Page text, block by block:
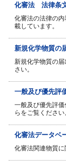
化審法 法律条
化審法の法律の
載しています。
新規化学物質の
新規化学物質の
さい。
一般及び優先評
一般及び優先評
らをご覧ください
化審法データベ
化審法関連物質に